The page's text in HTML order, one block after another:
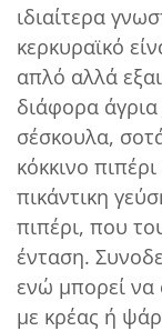
ιδιαίτερα
κερκυραϊκό
απλό αλλά
διάφορα
σέσκουλα,
κόκκινο
πικάντικη
πιπέρι, που
ένταση.
ενώ μπορεί να
με κρέας ή